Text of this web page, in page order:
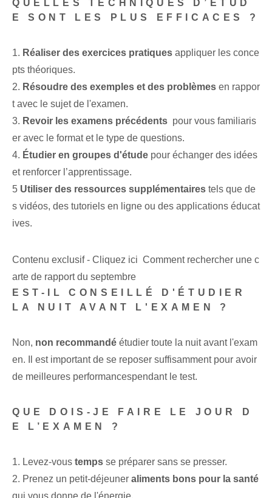
QUELLES TECHNIQUES D’ÉTUD
E SONT LES PLUS EFFICACES ?
1. Réaliser des exercices pratiques appliquer les conce
pts théoriques.
2. Résoudre des exemples⁤ et​ des problèmes en rappor
t avec le sujet de l'examen.
3. Revoir les examens précédents ⁤ pour ‌vous familiaris
er avec le format et le type de questions.
4. Étudier en groupes d'étude ​pour échanger des idées⁤
et renforcer‌ l’apprentissage.
5 Utiliser des ressources supplémentaires tels que de
s vidéos, des tutoriels en ligne ou des applications éducat
ives.
Contenu exclusif - Cliquez ici Comment rechercher une c
arte de rapport du septembre
EST-IL CONSEILLÉ D'ÉTUDIER
LA NUIT AVANT L'EXAMEN ?
Non, non recommandé étudier ⁢toute la nuit‍ avant l'exam
en.‌ Il est important de se reposer suffisamment pour avoir
de meilleures ‌performances‌pendant le test.
QUE DOIS-JE FAIRE ‌LE JOUR‍ D
E L’EXAMEN ?
1. Levez-vous temps se préparer sans se presser.
2. Prenez un petit-déjeuner aliments bons pour la santé